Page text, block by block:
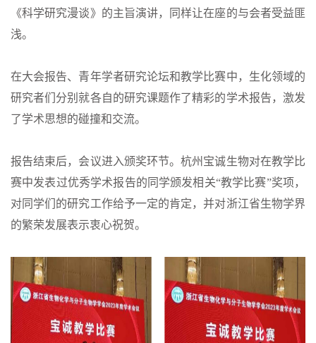
《科学研究漫谈》的主旨演讲，同样让在座的与会者受益匪
浅。
在大会报告、青年学者研究论坛和教学比赛中，生化领域的
研究者们分别就各自的研究课题作了精彩的学术报告，激发
了学术思想的碰撞和交流。
报告结束后，会议进入颁奖环节。杭州宝诚生物对在教学比
赛中发表过优秀学术报告的同学颁发相关“教学比赛”奖项，
对同学们的研究工作给予一定的肯定，并对浙江省生物学界
的繁荣发展表示衷心祝贺。